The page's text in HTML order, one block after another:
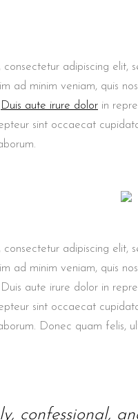
consectetur adipiscing
ad minim veniam, quis
Duis aute irure dolor in
sint occaecat
consectetur adipiscing
ad minim veniam, quis
aute irure dolor in
sint occaecat
Donec quam felis,
confessional,